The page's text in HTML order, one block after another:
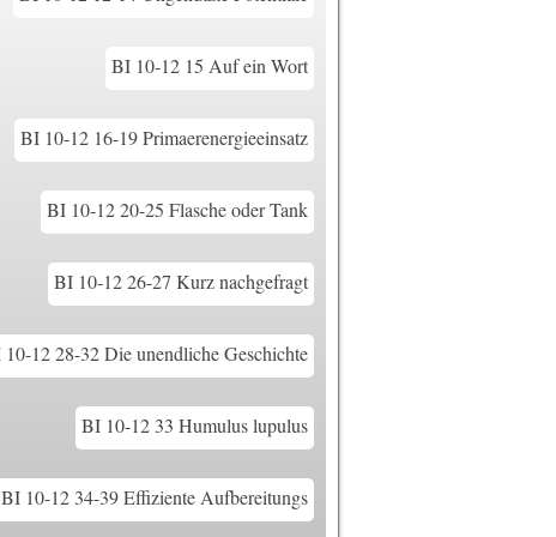
BI 10-12 15 Auf ein Wort
BI 10-12 16-19 Primaerenergieeinsatz
BI 10-12 20-25 Flasche oder Tank
BI 10-12 26-27 Kurz nachgefragt
12 28-32 Die unendliche Geschichte
BI 10-12 33 Humulus lupulus
BI 10-12 34-39 Effiziente Aufbereitungs